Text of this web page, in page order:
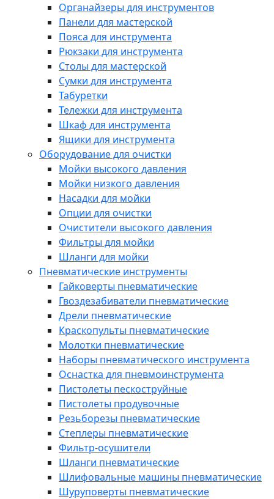
Органайзеры для инструментов
Панели для мастерской
Пояса для инструмента
Рюкзаки для инструмента
Столы для мастерской
Сумки для инструмента
Табуретки
Тележки для инструмента
Шкаф для инструмента
Ящики для инструмента
Оборудование для очистки
Мойки высокого давления
Мойки низкого давления
Насадки для мойки
Опции для очистки
Очистители высокого давления
Фильтры для мойки
Шланги для мойки
Пневматические инструменты
Гайковерты пневматические
Гвоздезабиватели пневматические
Дрели пневматические
Краскопульты пневматические
Молотки пневматические
Наборы пневматического инструмента
Оснастка для пневмоинструмента
Пистолеты пескоструйные
Пистолеты продувочные
Резьборезы пневматические
Степлеры пневматические
Фильтр-осушители
Шланги пневматические
Шлифовальные машины пневматические
Шуруповерты пневматические